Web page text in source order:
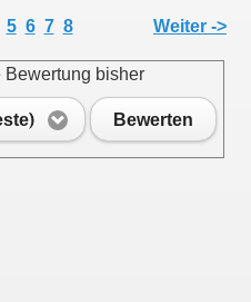
5 6 7 8 Weiter ->
Bewertung bisher
Bewerten